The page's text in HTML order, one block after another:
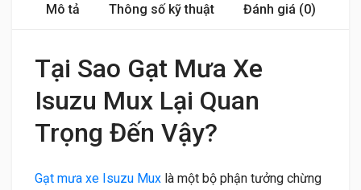
Mô tả Thông số kỹ thuật Đánh giá (0)
Tại Sao Gạt Mưa Xe
Isuzu Mux Lại Quan
Trọng Đến Vậy?
Gạt mưa xe Isuzu Mux là một bộ phận tưởng chừng